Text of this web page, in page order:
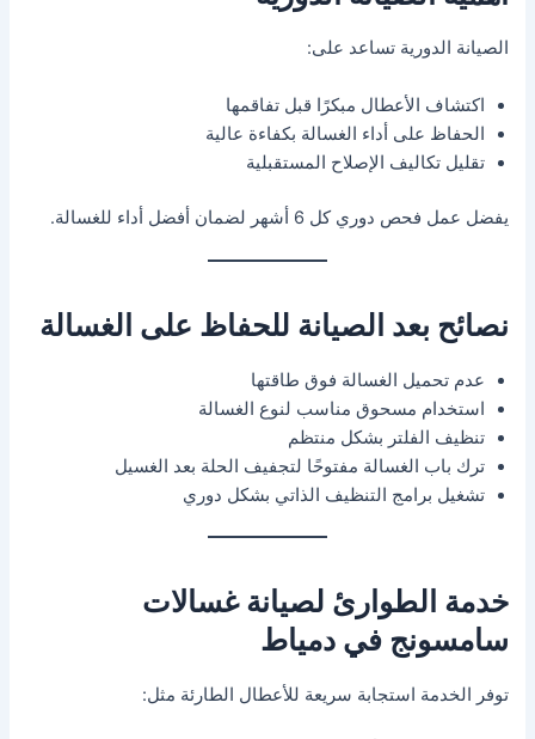
الصيانة الدورية تساعد على:
اكتشاف الأعطال مبكرًا قبل تفاقمها
الحفاظ على أداء الغسالة بكفاءة عالية
تقليل تكاليف الإصلاح المستقبلية
يفضل عمل فحص دوري كل 6 أشهر لضمان أفضل أداء للغسالة.
نصائح بعد الصيانة للحفاظ على الغسالة
عدم تحميل الغسالة فوق طاقتها
استخدام مسحوق مناسب لنوع الغسالة
تنظيف الفلتر بشكل منتظم
ترك باب الغسالة مفتوحًا لتجفيف الحلة بعد الغسيل
تشغيل برامج التنظيف الذاتي بشكل دوري
خدمة الطوارئ لصيانة غسالات
سامسونج في دمياط
توفر الخدمة استجابة سريعة للأعطال الطارئة مثل: